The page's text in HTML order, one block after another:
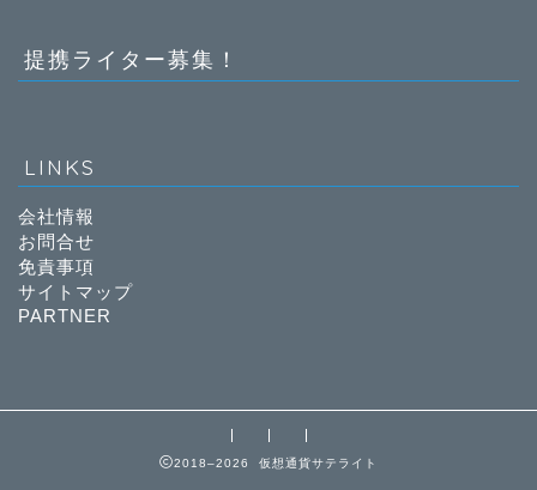
提携ライター募集！
LINKS
会社情報
お問合せ
免責事項
サイトマップ
PARTNER
2018–2026 仮想通貨サテライト